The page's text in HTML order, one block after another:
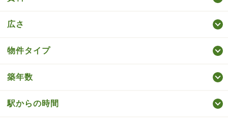
広さ
物件タイプ
築年数
駅からの時間